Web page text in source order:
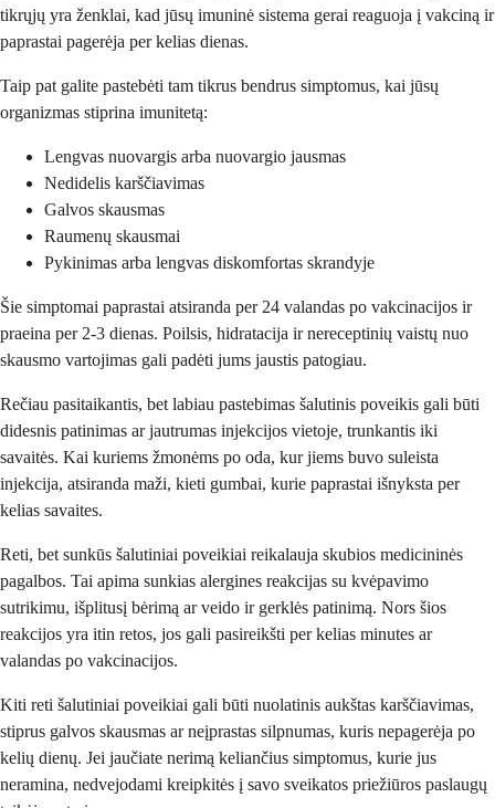
tikrųjų yra ženklai, kad jūsų imuninė sistema gerai reaguoja į vakciną ir
paprastai pagerėja per kelias dienas.
Taip pat galite pastebėti tam tikrus bendrus simptomus, kai jūsų
organizmas stiprina imunitetą:
Lengvas nuovargis arba nuovargio jausmas
Nedidelis karščiavimas
Galvos skausmas
Raumenų skausmai
Pykinimas arba lengvas diskomfortas skrandyje
Šie simptomai paprastai atsiranda per 24 valandas po vakcinacijos ir
praeina per 2-3 dienas. Poilsis, hidratacija ir nereceptinių vaistų nuo
skausmo vartojimas gali padėti jums jaustis patogiau.
Rečiau pasitaikantis, bet labiau pastebimas šalutinis poveikis gali būti
didesnis patinimas ar jautrumas injekcijos vietoje, trunkantis iki
savaitės. Kai kuriems žmonėms po oda, kur jiems buvo suleista
injekcija, atsiranda maži, kieti gumbai, kurie paprastai išnyksta per
kelias savaites.
Reti, bet sunkūs šalutiniai poveikiai reikalauja skubios medicininės
pagalbos. Tai apima sunkias alergines reakcijas su kvėpavimo
sutrikimu, išplitusį bėrimą ar veido ir gerklės patinimą. Nors šios
reakcijos yra itin retos, jos gali pasireikšti per kelias minutes ar
valandas po vakcinacijos.
Kiti reti šalutiniai poveikiai gali būti nuolatinis aukštas karščiavimas,
stiprus galvos skausmas ar neįprastas silpnumas, kuris nepagerėja po
kelių dienų. Jei jaučiate nerimą keliančius simptomus, kurie jus
neramina, nedvejodami kreipkitės į savo sveikatos priežiūros paslaugų